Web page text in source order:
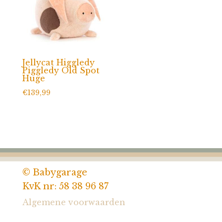
Jellycat Higgledy
Piggledy Old Spot
Huge
€139,99
© Babygarage
KvK nr: 58 38 96 87
Algemene voorwaarden